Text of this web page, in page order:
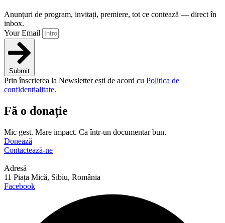
Anunțuri de program, invitați, premiere, tot ce contează — direct în
inbox.
Your Email
Submit
Prin înscrierea la Newsletter ești de acord cu Politica de
confidențialitate.
Fă o donație
Mic gest. Mare impact. Ca într-un documentar bun.
Donează
Contactează-ne
Adresă
11 Piața Mică, Sibiu, România
Facebook